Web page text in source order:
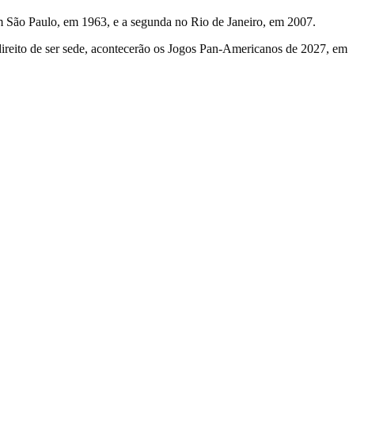
Paulo, em 1963, e a segunda no Rio de Janeiro, em 2007.
de ser sede, acontecerão os Jogos Pan-Americanos de 2027, em